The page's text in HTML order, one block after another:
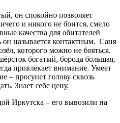
он спокойно позволяет
и никого не боится, смело
качества для обитателей
он называется контактным. Саня
которого можно не бояться.
богатый, борода большая,
привлекает внимание. Умеет
– просунет голову сквозь
Знает себе цену.
Иркутска – его вывозили на